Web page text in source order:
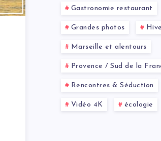
Gastronomie restaurant
Grandes photos
Marseille et alentours
Provence / Sud de la
Rencontres & Séduction
Vidéo 4K écologie